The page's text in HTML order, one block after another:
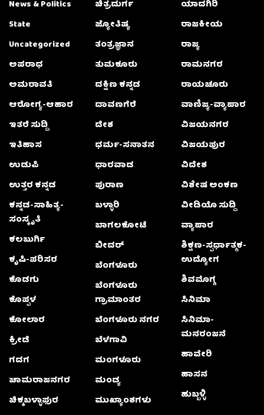
News & Politics
State
Uncategorized
ಅಪರಾಧ
ಅಮರಾವತಿ
ಆರೋಗ್ಯ-ಆಹಾರ
ಇತರೆ ಸುದ್ದಿ
ಇತಿಹಾಸ
ಉಡುಪಿ
ಉತ್ತರ ಕನ್ನಡ
ಕನ್ನಡ-ಸಾಹಿತ್ಯ-
ಸಂಸ್ಕೃತಿ
ಕಲಬುರ್ಗಿ
ಕೃಷಿ-ಪರಿಸರ
ಕೊಡಗು
ಕೊಪ್ಪಳ
ಕೋಲಾರ
ಕ್ರೀಡೆ
ಗದಗ
ಚಾಮರಾಜನಗರ
ಚಿಕ್ಕಬಳ್ಳಾಫುರ
ಚಿತ್ರದುರ್ಗ
ಜ್ಯೋತಿಷ್ಯ
ತಂತ್ರಜ್ಞಾನ
ತುಮಕೂರು
ದಕ್ಷಿಣ ಕನ್ನಡ
ದಾವಣಗೆರೆ
ದೇಶ
ಧರ್ಮ-ಸನಾತನ
ಧಾರವಾಡ
ಪುರಾಣ
ಬಳ್ಳಾರಿ
ಬಾಗಲಕೋಟೆ
ಬೀದರ್
ಬೆಂಗಳೂರು
ಬೆಂಗಳೂರು
ಗ್ರಾಮಾಂತರ
ಬೆಂಗಳೂರು ನಗರ
ಬೆಳಗಾವಿ
ಮಂಗಳೂರು
ಮಂಡ್ಯ
ಮುಖ್ಯಾಂಶಗಳು
ಯಾದಗಿರಿ
ರಾಜಕೀಯ
ರಾಜ್ಯ
ರಾಮನಗರ
ರಾಯಚೂರು
ವಾಣಿಜ್ಯ-ವ್ಯಾಪಾರ
ವಿಜಯನಗರ
ವಿಜಯಪುರ
ವಿದೇಶ
ವಿಶೇಷ ಅಂಕಣ
ವೀಡಿಯೊ ಸುದ್ದಿ
ವ್ಯಾಪಾರ
ಶಿಕ್ಷಣ-ಸ್ಪರ್ಧಾತ್ಮಕ-
ಉದ್ಯೋಗ
ಶಿವಮೊಗ್ಗ
ಸಿನಿಮಾ
ಸಿನಿಮಾ-
ಮನರಂಜನೆ
ಹಾವೇರಿ
ಹಾಸನ
ಹುಬ್ಬಳ್ಳಿ